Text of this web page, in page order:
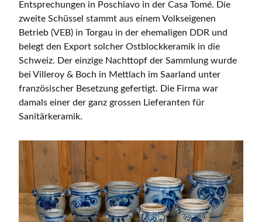
Entsprechungen in Poschiavo in der Casa Tomé. Die
zweite Schüssel stammt aus einem Volkseigenen
Betrieb (VEB) in Torgau in der ehemaligen DDR und
belegt den Export solcher Ostblockkeramik in die
Schweiz. Der einzige Nachttopf der Sammlung wurde
bei Villeroy & Boch in Mettlach im Saarland unter
französischer Besetzung gefertigt. Die Firma war
damals einer der ganz grossen Lieferanten für
Sanitärkeramik.